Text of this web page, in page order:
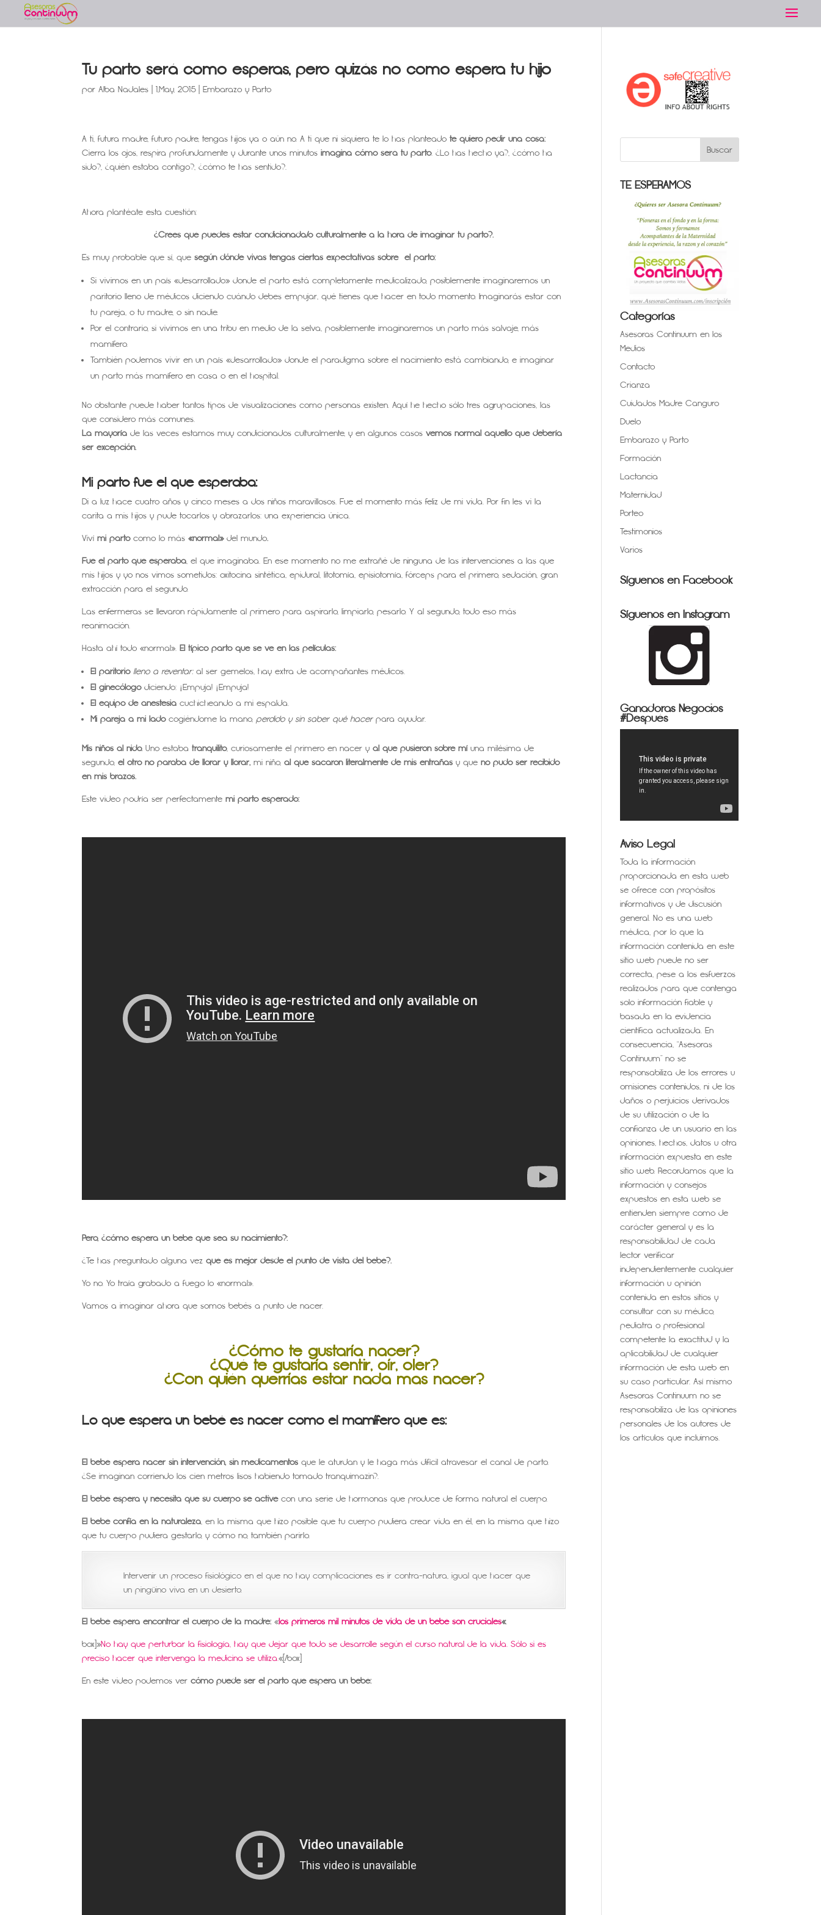
Tu parto será como esperas, pero quizás no como espera tu hijo
porAlba Nadales |1,May, 2015|Embarazo y Parto
A ti, futura madre, futuro padre, tengas hijos ya o aún no. A ti que ni siquiera te lo has planteadote quiero pedir una cosa:
Cierra los ojos, respira profundamente y durante unos minutosimagina cómo será tu parto. ¿Lo has hecho ya?, ¿cómo ha
sido?, ¿quién estaba contigo?, ¿cómo te has sentido?.
Ahora plantéate esta cuestión:
¿Crees qué puedes estar condicionada/o culturalmente a la hora de imaginar tu parto?.
Es muy probable que sí, que según dónde vivas tengas ciertas expectativas sobre el parto:
Si vivimos en un país «desarrollado» donde el parto está completamente medicalizado, posiblemente imaginaremos un
paritorio lleno de médicos diciendo cuándo debes empujar, qué tienes que hacer en todo momento. Imaginarás estar con
tu pareja, o tu madre, o sin nadie.
Por el contrario, si vivimos en una tribu en medio de la selva, posiblemente imaginaremos un parto más salvaje, más
mamífero.
También podemos vivir en un país «desarrollado» donde el paradigma sobre el nacimiento está cambiando, e imaginar
un parto más mamífero en casa o en el hospital.
No obstante puede haber tantos tipos de visualizaciones como personas existen. Aquí he hecho sólo tres agrupaciones, las
que considero más comunes.
La mayoría de las veces estamos muy condicionados culturalmente, y en algunos casosvemos normal aquello que debería
ser excepción.
Mi parto fue el que esperaba:
Di a luz hace cuatro años y cinco meses a dos niños maravillosos. Fue el momento más feliz de mi vida. Por fin les vi la
carita a mis hijos y pude tocarlos y abrazarlos: una experiencia única.
Vivími partocomo lo más«normal»del mundo.
Fue el parto que esperaba, el que imaginaba. En ese momento no me extrañé de ninguna de las intervenciones a las que
mis hijos y yo nos vimos sometidos: oxitocina sintética, epidural, litotomía, episiotomía, fórceps para el primero, sedación, gran
extracción para el segundo.
Las enfermeras se llevaron rápidamente al primero para aspirarlo, limpiarlo, pesarlo. Y al segundo, todo eso más
reanimación.
Hasta ahí todo «normal». El típico parto que se ve en las películas:
El paritorio lleno a reventar:al ser gemelos, hay extra de acompañantes médicos.
El ginecólogodiciendo: ¡Empuja! ¡Empuja!
El equipo de anestesia cuchicheando a mi espalda.
Mi pareja a mi ladocogiéndome la mano, perdido y sin saber qué hacerpara ayudar.
Mis niños al nido. Uno estabatranquilito, curiosamente el primero en nacer yal que pusieron sobre míuna milésima de
segundo,el otro no paraba de llorar y llorar, mi niño,al que sacaron literalmente de mis entrañas y queno pudo ser recibido
en mis brazos.
Este video podría ser perfectamentemi parto esperado:
Pero, ¿cómo espera un bebé que sea su nacimiento?:
¿Te has preguntado alguna vezqué es mejor desde el punto de vista del bebé?.
Yo no. Yo traía grabado a fuego lo «normal».
Vamos a imaginar ahora que somos bebés a punto de nacer.
¿Cómo te gustaría nacer?
¿Qué te gustaría sentir, oír, oler?
¿Con quién querrías estar nada mas nacer?
Lo que espera un bebé es nacer como el mamífero que es:
El bebé espera nacer sin intervención, sin medicamentos que le aturdan y le haga más difícil atravesar el canal de parto.
¿Se imaginan corriendo los cien metros lisos habiendo tomado tranquimazin?.
El bebé espera y necesita que su cuerpo se activecon una serie de hormonas que produce de forma natural el cuerpo.
El bebé confía en la naturaleza, en la misma que hizo posible que tu cuerpo pudiera crear vida en él, en la misma que hizo
que tu cuerpo pudiera gestarlo, y cómo no, también parirlo.
Intervenir un proceso fisiológico en el que no hay complicaciones es ir contra-natura, igual que hacer que
un pingüino viva en un desierto.
El bebé espera encontrar el cuerpo de la madre: «los primeros mil minutos de vida de un bebé son cruciales«.
box]»No hay que perturbar la fisiología, hay que dejar que todo se desarrolle según el curso natural de la vida. Sólo si es
preciso hacer que intervenga la medicina se utiliza.«[/box]
En este video podemos vercómo puede ser el parto que espera un bebé:
TE ESPERAMOS
Categorías
Asesoras Continuum en los
Medios
Contacto
Crianza
Cuidados Madre Canguro
Duelo
Embarazo y Parto
Formación
Lactancia
Maternidad
Porteo
Testimonios
Varios
Síguenos en Facebook
Síguenos en Instagram
Ganadoras Negocios
#Después
Aviso Legal
Toda la información
proporcionada en esta web
se ofrece con propósitos
informativos y de discusión
general. No es una web
médica, por lo que la
información contenida en este
sitio web puede no ser
correcta, pese a los esfuerzos
realizados para que contenga
solo información fiable y
basada en la evidencia
científica actualizada. En
consecuencia, “Asesoras
Continuum” no se
responsabiliza de los errores u
omisiones contenidos, ni de los
daños o perjuicios derivados
de su utilización o de la
confianza de un usuario en las
opiniones, hechos, datos u otra
información expuesta en este
sitio web. Recordamos que la
información y consejos
expuestos en esta web se
entienden siempre como de
carácter general y es la
responsabilidad de cada
lector verificar
independientemente cualquier
información u opinión
contenida en estos sitios y
consultar con su médico,
pediatra o profesional
competente la exactitud y la
aplicabilidad de cualquier
información de esta web en
su caso particular. Así mismo
Asesoras Continuum no se
responsabiliza de las opiniones
personales de los autores de
los artículos que incluimos.